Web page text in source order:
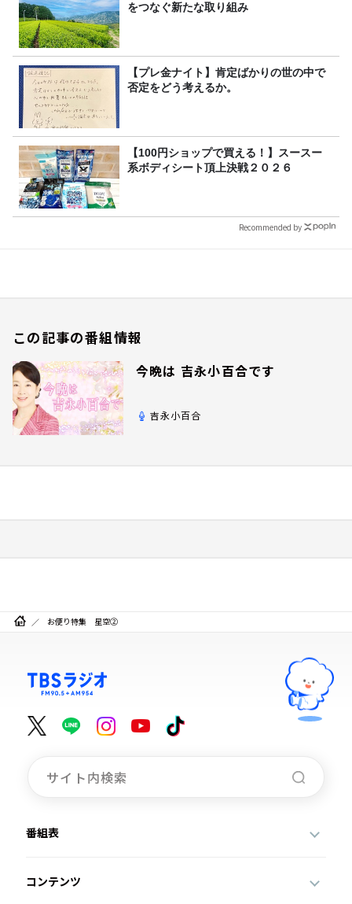
をつなぐ新たな取り組み
【プレ金ナイト】肯定ばかりの世の中で
否定をどう考えるか。
【100円ショップで買える！】スースー
系ボディシート頂上決戦２０２６
Recommended by
この記事の番組情報
今晩は 吉永小百合です
吉永小百合
お便り特集 星空②
番組表
コンテンツ